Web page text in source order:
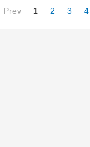
Prev 1 2 3 4